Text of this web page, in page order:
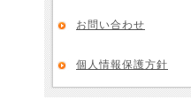
お問い合わせ
個人情報保護方針